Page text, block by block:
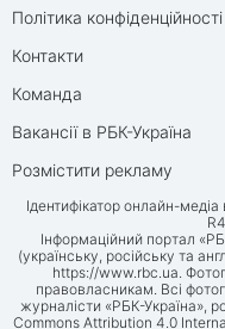
Політика конфіденційності
Контакти
Команда
Вакансії в РБК-Україна
Розмістити рекламу
Ідентифікатор онлайн-медіа
Інформаційний портал
(українську, російську та
https://www.rbc.ua.
правовласникам. Всі
журналісти «РБК-Україна»,
Commons Attribution 4.0